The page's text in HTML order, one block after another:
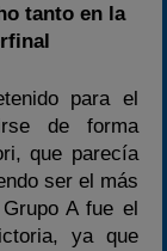
tanto en la
para el
de forma
que parecía
ser el más
A fue el
ya que